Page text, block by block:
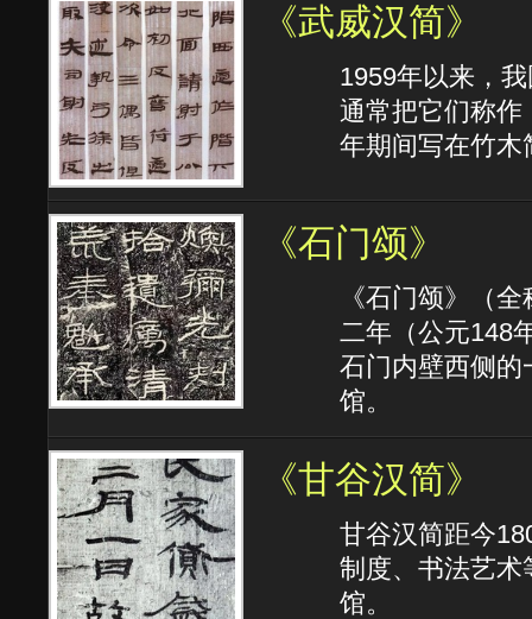
《武威汉简》
1959年以来，
通常把它们称作
年期间写在竹木
《石门颂》
《石门颂》（
二年（公元148
石门内壁西侧的
馆。
《甘谷汉简》
甘谷汉简距今
制度、书法艺术
馆。